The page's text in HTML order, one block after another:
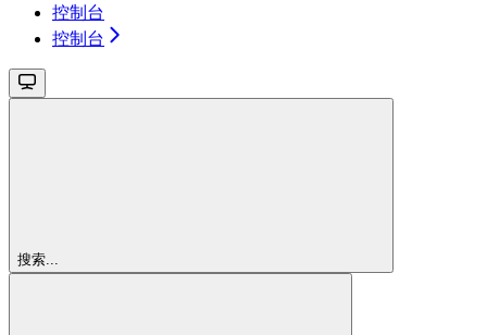
控制台
控制台
搜索...